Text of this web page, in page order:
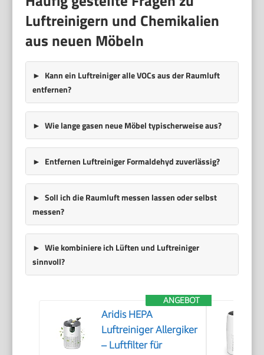
Luftreinigern und Chemikalien
aus neuen Möbeln
Kann ein Luftreiniger alle VOCs aus der Raumluft
entfernen?
Wie lange gasen neue Möbel typischerweise aus?
Entfernen Luftreiniger Formaldehyd zuverlässig?
Soll ich die Raumluft messen lassen oder selbst
messen?
Wie kombiniere ich Lüften und Luftreiniger
sinnvoll?
ANGEBOT
Aridis HEPA
Luftreiniger Allergiker
– Luftfilter für